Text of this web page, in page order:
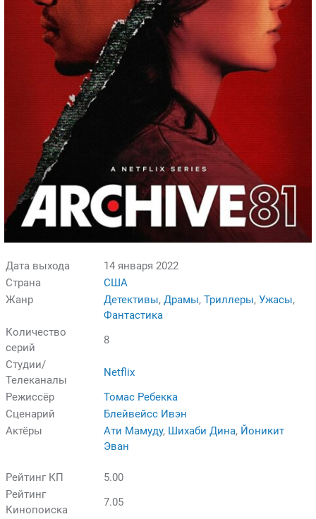
Дата выхода
14 января 2022
Страна
США
Жанр
Детективы, Драмы, Триллеры, Ужасы,
Фантастика
Количество
серий
8
Студии/
Телеканалы
Netflix
Режиссёр
Томас Ребекка
Сценарий
Блейвейсс Ивэн
Актёры
Ати Мамуду, Шихаби Дина, Йоникит
Эван
Рейтинг КП
5.00
Рейтинг
Кинопоиска
7.05